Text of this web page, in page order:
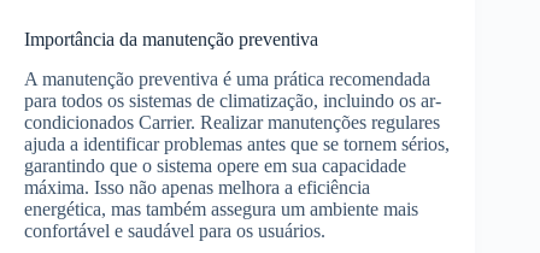
Importância da manutenção preventiva
A manutenção preventiva é uma prática recomendada
para todos os sistemas de climatização, incluindo os ar-
condicionados Carrier. Realizar manutenções regulares
ajuda a identificar problemas antes que se tornem sérios,
garantindo que o sistema opere em sua capacidade
máxima. Isso não apenas melhora a eficiência
energética, mas também assegura um ambiente mais
confortável e saudável para os usuários.